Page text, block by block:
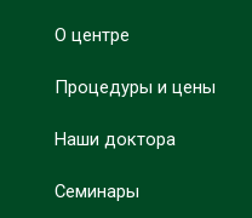
О центре
Процедуры и цены
Наши доктора
Семинары